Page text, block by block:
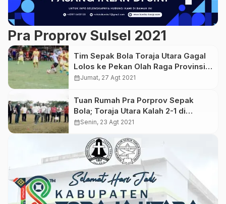
Pra Proprov Sulsel 2021
Tim Sepak Bola Toraja Utara Gagal
Lolos ke Pekan Olah Raga Provinsi
Sulsel 2022
calendar_monthJumat, 27 Agt 2021
Tuan Rumah Pra Porprov Sepak
Bola; Toraja Utara Kalah 2-1 di
Pertandingan Perdana
calendar_monthSenin, 23 Agt 2021